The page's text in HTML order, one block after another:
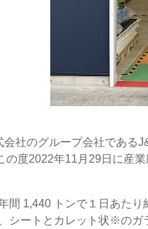
社のグループ会社である
の度2022年11月29日に産
1,440 トンで１日あたり
シートとカレット状※の